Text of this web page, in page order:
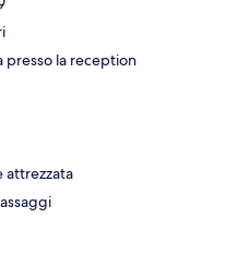
presso la reception
attrezzata